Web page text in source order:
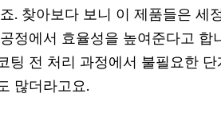
. 찾아보다 보니 이 제품들은 세
정에서 효율성을 높여준다고
팅 전 처리 과정에서 불필요한
많더라고요.